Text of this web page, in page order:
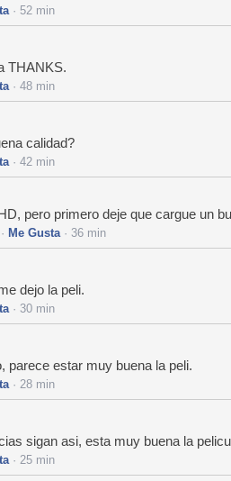
· 52 min
THANKS.
· 48 min
calidad?
· 42 min
pero primero deje que cargue un
Me Gusta· 36 min
dejo la peli.
· 30 min
parece estar muy buena la peli.
· 28 min
sigan asi, esta muy buena la
· 25 min